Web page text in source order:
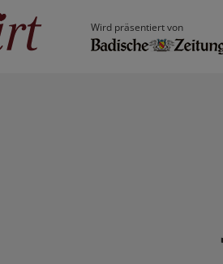
Wird präsentiert von